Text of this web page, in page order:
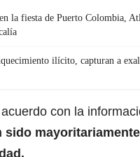
la fiesta de Puerto Colombia,
ilícito, capturan a
con la
sido